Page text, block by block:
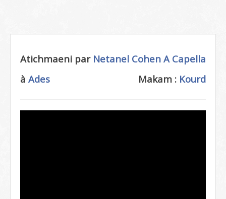
Atichmaeni par Netanel Cohen A Capella
à Ades Makam : Kourd